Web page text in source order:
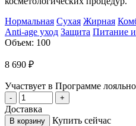
Нормальная Сухая Жирная
Anti-age уход Защита Питание и
Объем: 100
8 690 ₽
Участвует в Программе
Доставка
В корзину
Купить сейчас